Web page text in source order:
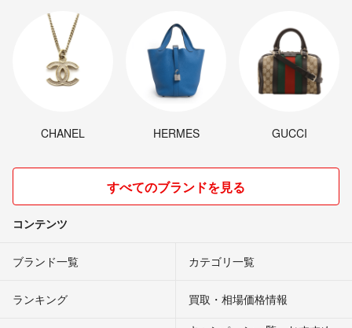
CHANEL HERMES GUCCI
すべてのブランドを見る
コンテンツ
ブランド一覧 カテゴリ一覧
ランキング 買取・相場価格情報